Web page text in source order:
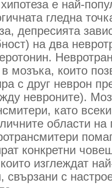
е най-
гледна
депресията
на два
мозъка, които
с друг неврон
невроните).
като
области на
конкретни
изглеждат
свързани с